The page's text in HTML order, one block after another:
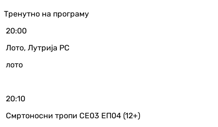
Тренутно на програму
20:00
Лото, Лутрија РС
лото
20:10
Смртоносни тропи СЕ03 ЕП04 (12+)